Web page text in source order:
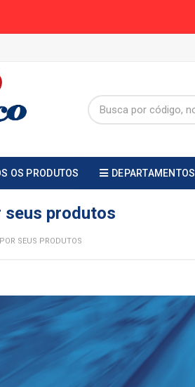
OS PRODUTOS DEPARTAMENTOS
seus produtos
SEUS PRODUTOS